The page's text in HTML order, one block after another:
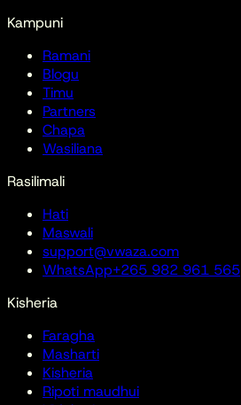
Kampuni
Ramani
Blogu
Timu
Partners
Chapa
Wasiliana
Rasilimali
Hati
Maswali
support@vwaza.com
WhatsApp+265 982 961 565
Kisheria
Faragha
Masharti
Kisheria
Ripoti maudhui